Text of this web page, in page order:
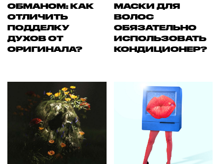
ОБМАНОМ: КАК
ОТЛИЧИТЬ
ПОДДЕЛКУ
ДУХОВ ОТ
ОРИГИНАЛА?
МАСКИ ДЛЯ
ВОЛОС
ОБЯЗАТЕЛЬНО
ИСПОЛЬЗОВАТЬ
КОНДИЦИОНЕР?